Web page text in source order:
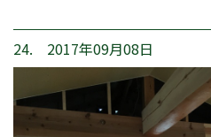
24. 2017年09月08日